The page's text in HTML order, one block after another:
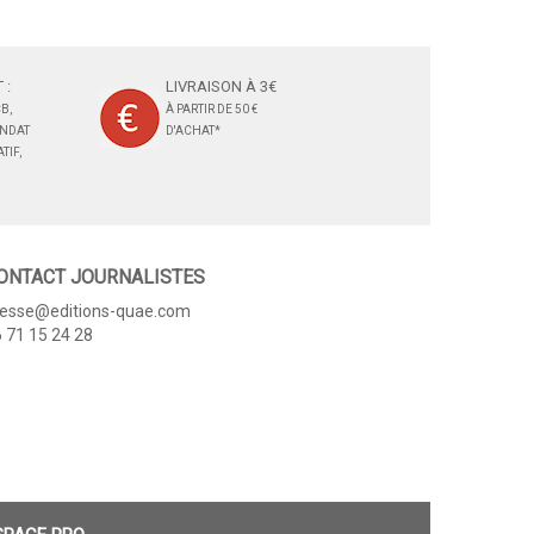
: LIVRAISON À 3€
À PARTIR DE 50 €
D'ACHAT*
JOURNALISTES
quae.com
71 15 24 28